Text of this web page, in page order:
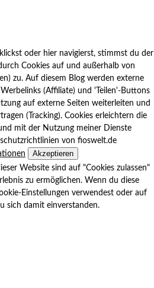
oder hier navigierst, stimmst du der
Cookies auf und außerhalb von
zu. Auf diesem Blog werden externe
(Affiliate) und 'Teilen'-Buttons
auf externe Seiten weiterleiten und
(Tracking). Cookies erleichtern die
mit der Nutzung meiner Dienste
von fioswelt.de
Akzeptieren
Website sind auf "Cookies zulassen"
zu ermöglichen. Wenn du diese
Einstellungen verwendest oder auf
sich damit einverstanden.